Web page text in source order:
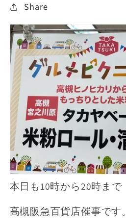
Share
本日も10時から20時まで
高槻阪急百貨店催事です。